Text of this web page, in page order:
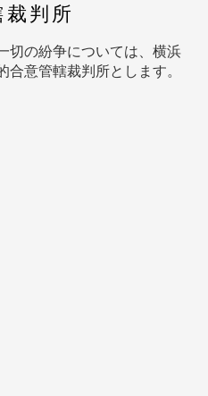
判所
切の紛争については、横浜
意管轄裁判所とします。